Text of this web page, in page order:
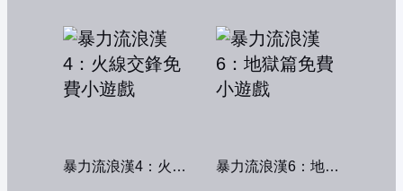
暴力流浪漢4：火線交鋒 暴力流浪漢6：地獄篇